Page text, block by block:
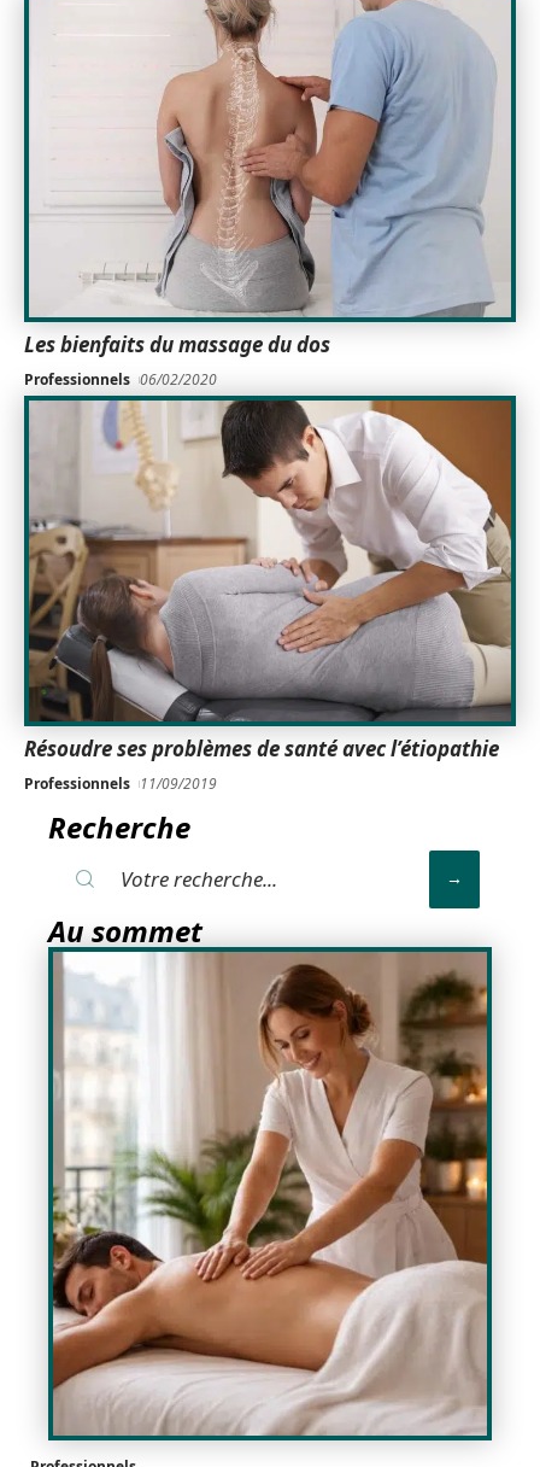
Les bienfaits du massage du dos
Professionnels 06/02/2020
Résoudre ses problèmes de santé avec l’étiopathie
Professionnels 11/09/2019
Recherche
Au sommet